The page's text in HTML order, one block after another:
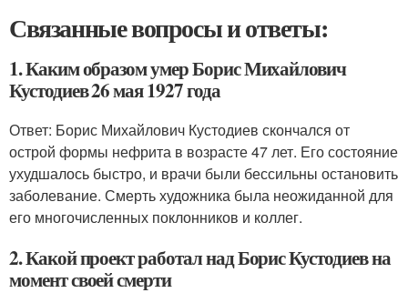
Связанные вопросы и ответы:
1. Каким образом умер Борис Михайлович
Кустодиев 26 мая 1927 года
Ответ: Борис Михайлович Кустодиев скончался от
острой формы нефрита в возрасте 47 лет. Его состояние
ухудшалось быстро, и врачи были бессильны остановить
заболевание. Смерть художника была неожиданной для
его многочисленных поклонников и коллег.
2. Какой проект работал над Борис Кустодиев на
момент своей смерти